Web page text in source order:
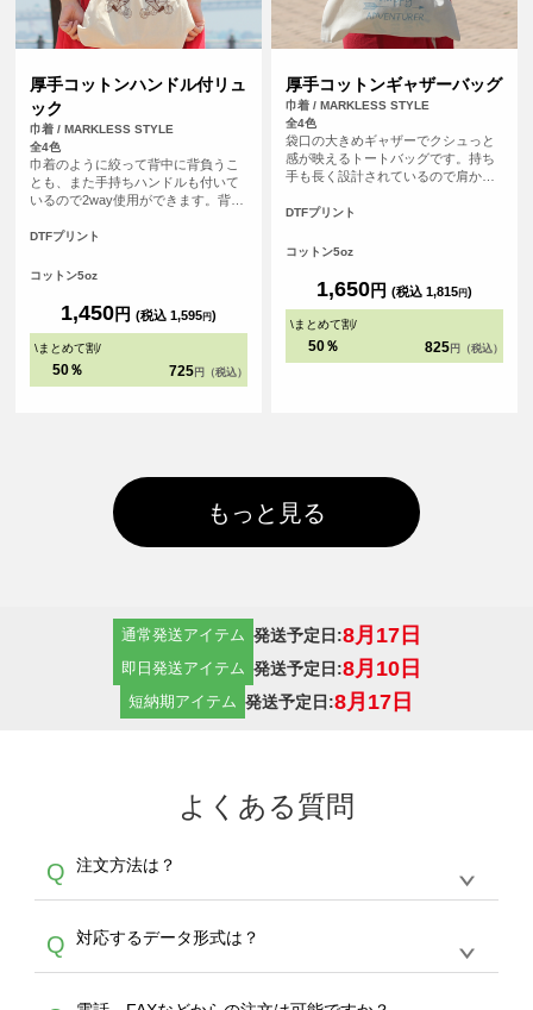
厚手コットンハンドル付リュ
ック
巾着 / MARKLESS STYLE
全4色
巾着のように絞って背中に背負うこ
とも、また手持ちハンドルも付いて
いるので2way使用ができます。背中
フでおしゃれなトートバッグです。
DTFプリント
コットン5oz
1,450円 (税込 1,595円)
\まとめて割/
50％ 725 円（税込）
厚手コットンギャザーバッグ
巾着 / MARKLESS STYLE
全4色
袋口の大きめギャザーでクシュっと
感が映えるトートバッグです。持ち
手も長く設計されているので肩から
DTFプリント
コットン5oz
1,650円 (税込 1,815円)
\まとめて割/
50％ 825 円（税込）
もっと見る
通常発送アイテム 発送予定日:8月17日
即日発送アイテム 発送予定日:8月10日
短納期アイテム 発送予定日:8月17日
よくある質問
Q 注文方法は？
A
生産にて承っております。デザインツールから
デザインの作成から決済まで完了できます。
30枚以上やシルク印刷など、大口注文の場合
Q 対応するデータ形式は？